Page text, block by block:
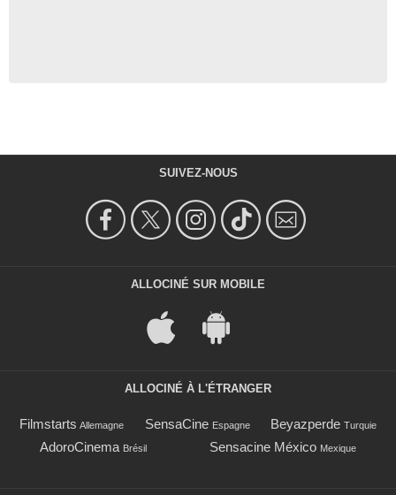
SUIVEZ-NOUS
ALLOCINÉ SUR MOBILE
ALLOCINÉ À L'ÉTRANGER
Filmstarts Allemagne SensaCine Espagne Beyazperde Turquie
AdoroCinema Brésil Sensacine México Mexique